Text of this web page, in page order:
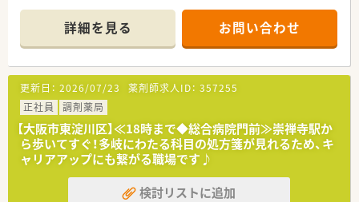
す。
併設店舗ではなく、純粋な調剤薬局も40店舗以上展開してい
ます！20店舗が病院門前の出店です。
■全売上の20％を調剤でカバーできるような経営方針を取って
おり、今後も調剤薬局を新規・併設化で増やしていく為、積極的
に薬剤師を募集されています。
医師の訪問診療に同行する形式の在宅医療にも挑戦しており、
活躍の場も広いです。
■非常に離職率が低いため、新卒の20代～60代と幅広いご年齢
層の方がご活躍中！
■ラウンダー薬剤師さんが20名以上おり、別でエリアマネージ
ャー様もいるので、急なお休みや急な応援体制などはしっかりと
対応を頂けます。
詳細を見る お問い合わせ
更新日： 2026/07/23 薬剤師求人ID： 357255
正社員
調剤薬局
【大阪市東淀川区】≪18時まで◆総合病院門前≫崇禅寺駅か
ら歩いてすぐ！多岐にわたる科目の処方箋が見れるため、キ
ャリアアップにも繋がる職場です♪
検討リストに追加